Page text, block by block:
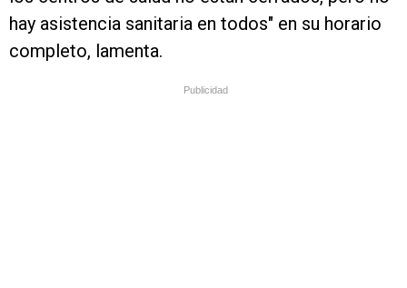
hay asistencia sanitaria en todos" en su horario
completo, lamenta.
Publicidad